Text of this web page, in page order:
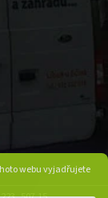
webu vyjadřujete